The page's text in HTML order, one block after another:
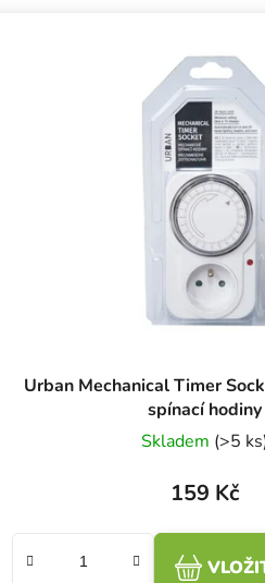
Urban Mechanical Timer
spínací hodiny
Skladem (>5
159 Kč